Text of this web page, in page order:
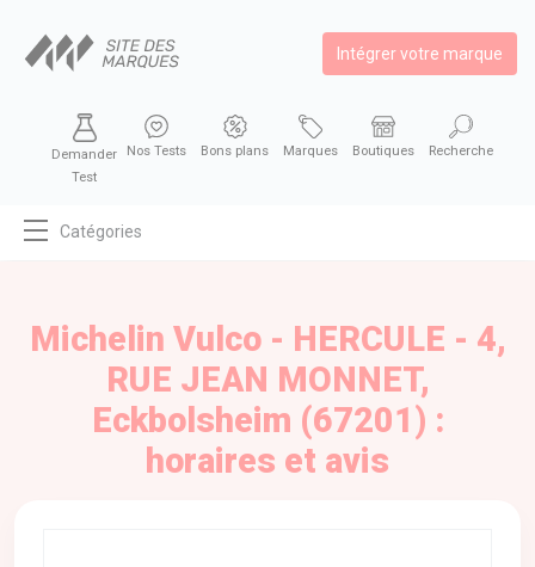
Intégrer votre marque
Demander
Test
Nos Tests Bons plans Marques Boutiques Recherche
Catégories
Michelin Vulco - HERCULE - 4,
RUE JEAN MONNET,
Eckbolsheim (67201) :
horaires et avis